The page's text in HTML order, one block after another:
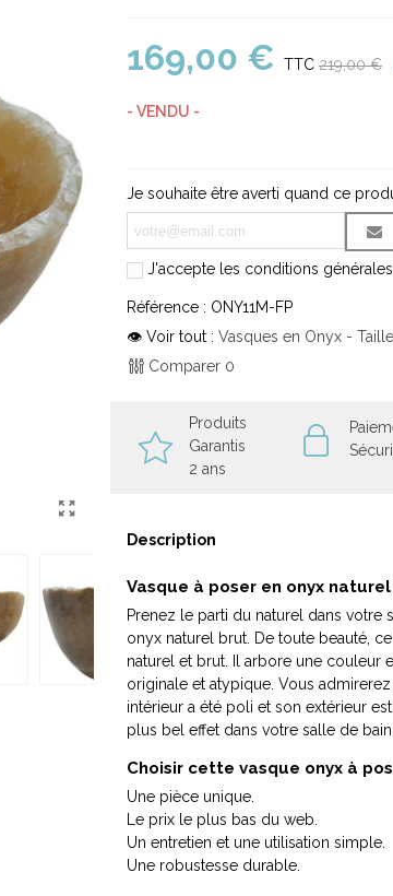
169,00 € TTC 219,00 €
- VENDU -
Je souhaite être averti quand ce
J'accepte les conditions
Référence : ONY11M-FP
👁 Voir tout : Vasques en Onyx -
Comparer 0
Produits
Garantis
2 ans
Description
Vasque à poser en onyx
Prenez le parti du naturel dans votre
onyx naturel brut. De toute beauté,
naturel et brut. Il arbore une couleur
originale et atypique. Vous
intérieur a été poli et son extérieur
plus bel effet dans votre salle de
Choisir cette vasque onyx à
Une pièce unique.
Le prix le plus bas du web.
Un entretien et une utilisation simple.
Une robustesse durable.